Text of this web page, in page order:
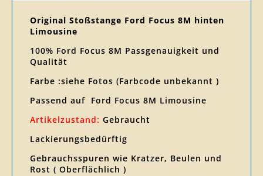
Original Stoßstange Ford Focus 8M hinten
Limousine
100% Ford Focus 8M Passgenauigkeit und
Qualität
Farbe :siehe Fotos (Farbcode unbekannt )
Passend auf Ford Focus 8M Limousine
Artikelzustand: Gebraucht
Lackierungsbedürftig
Gebrauchsspuren wie Kratzer, Beulen und
Rost ( Oberflächlich )